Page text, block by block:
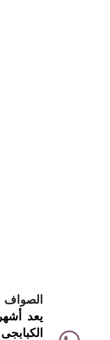
WhatsApp
instagramالصواف
يعد